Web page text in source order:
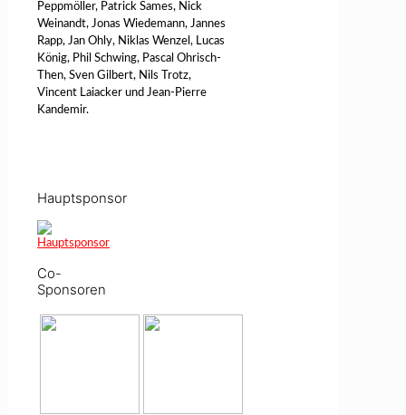
Peppmöller, Patrick Sames, Nick
Weinandt, Jonas Wiedemann, Jannes
Rapp, Jan Ohly, Niklas Wenzel, Lucas
König, Phil Schwing, Pascal Ohrisch-
Then, Sven Gilbert, Nils Trotz,
Vincent Laiacker und Jean-Pierre
Kandemir.
Hauptsponsor
Co-
Sponsoren